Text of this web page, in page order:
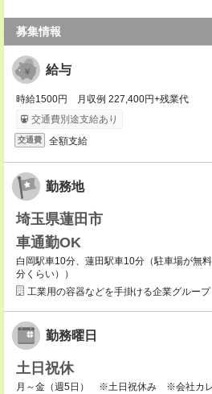
募集情報
給与
時給1500円 月収例 227,400円+残業代
交通費別途支給あり
交通費 全額支給
勤務地
埼玉県蓮田市
車通勤OK
白岡駅車10分、蓮田駅車10分（駐車場が無
分くらい））
工業用の容器などを手掛ける企業グルー
勤務曜日
土日祝休
月～金（週5日） ※土日祝休み ※会社カレ